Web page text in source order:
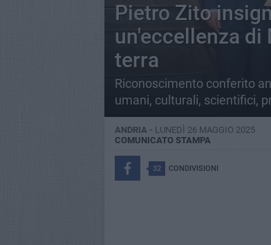
Pietro Zito
un'eccellenza di
terra
Riconoscimento conferito
umani, culturali, scientifici,
ANDRIA - LUNEDÌ 26 MAGGIO 2025
COMUNICATO STAMPA
32 CONDIVISIONI